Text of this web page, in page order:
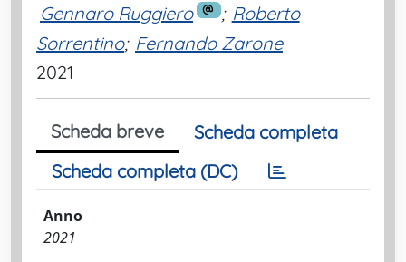
Gennaro Ruggiero ; Roberto
Sorrentino; Fernando Zarone
2021
Scheda breve
Scheda completa
Scheda completa (DC)
Anno
2021